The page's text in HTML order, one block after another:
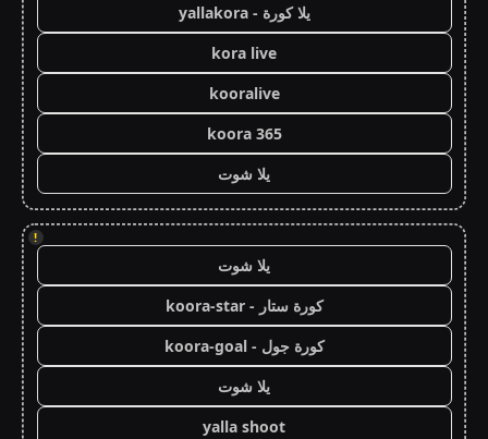
يلا كورة - yallakora
kora live
kooralive
koora 365
يلا شوت
!
يلا شوت
كورة ستار - koora-star
كورة جول - koora-goal
يلا شوت
yalla shoot